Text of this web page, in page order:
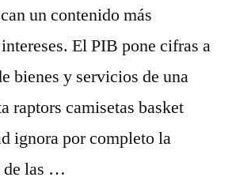
un contenido más
El PIB pone cifras a
bienes y servicios de una
raptors camisetas basket
ignora por completo la
de las …